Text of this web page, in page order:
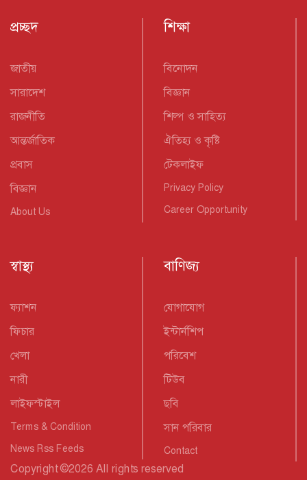
প্রচ্ছদ
জাতীয়
সারাদেশ
রাজনীতি
আন্তর্জাতিক
প্রবাস
বিজ্ঞান
About Us
শিক্ষা
বিনোদন
বিজ্ঞান
শিল্প ও সাহিত্য
ঐতিহ্য ও কৃষ্টি
টেকলাইফ
Privacy Policy
Career Opportunity
স্বাস্থ্য
ফ্যাশন
ফিচার
খেলা
নারী
লাইফস্টাইল
Terms & Condition
News Rss Feeds
বাণিজ্য
যোগাযোগ
ইন্টার্নশিপ
পরিবেশ
টিউব
ছবি
সান পরিবার
Contact
Copyright©2026 All rights reserved